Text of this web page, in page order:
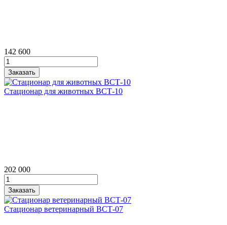
142 600
Стационар для животных ВСТ‑10
202 000
Стационар ветеринарный ВСТ‑07